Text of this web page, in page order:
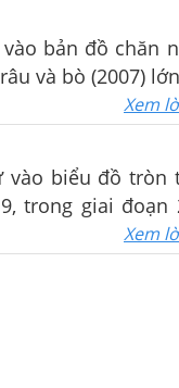
bản đồ chăn
và bò (2007)
Xem
vào biểu đồ tròn
trong giai đoạn
tổng giá trị sản
Xem